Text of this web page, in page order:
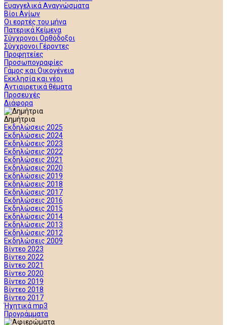
Ευαγγελικά Αναγνώσματα
Βίοι Αγίων
Οι εορτές του μήνα
Πατερικά Κείμενα
Σύγχρονοι Ορθόδοξοι
Σύγχρονοι Γέροντες
Προφητείες
Προσωπογραφίες
Γάμος και Οικογένεια
Εκκλησία και νέοι
Αντιαιρετικά θέματα
Προσευχές
Διάφορα
Δημήτρια
Εκδηλώσεις 2025
Εκδηλώσεις 2024
Εκδηλώσεις 2023
Εκδηλώσεις 2022
Εκδηλώσεις 2021
Εκδηλώσεις 2020
Εκδηλώσεις 2019
Εκδηλώσεις 2018
Εκδηλώσεις 2017
Εκδηλώσεις 2016
Εκδηλώσεις 2015
Εκδηλώσεις 2014
Εκδηλώσεις 2013
Εκδηλώσεις 2012
Εκδηλώσεις 2009
Βίντεο 2023
Βίντεο 2022
Βίντεο 2021
Βίντεο 2020
Βίντεο 2019
Βίντεο 2018
Βίντεο 2017
Ήχητικά mp3
Προγράμματα